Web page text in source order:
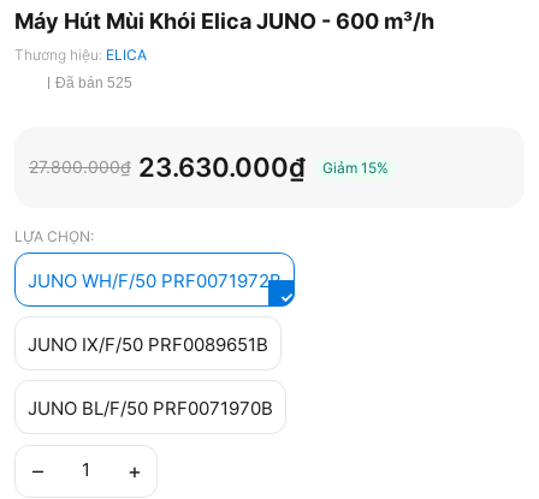
Máy Hút Mùi Khói Elica JUNO - 600 m³/h
Thương hiệu: ELICA
Đã bán 525
27.800.000₫ 23.630.000₫ Giảm 15%
LỰA CHỌN:
JUNO WH/F/50 PRF0071972B
JUNO IX/F/50 PRF0089651B
JUNO BL/F/50 PRF0071970B
– +